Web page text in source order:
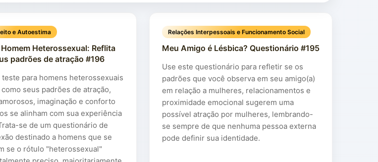
e Autoestima
Heterossexual: Reflita
padrões de atração #196
teste para homens heterossexuais
seus padrões de atração,
imaginação e conforto
se alinham com sua experiência
se de um questionário de
destinado a homens que se
se o rótulo "heterossexual"
Relações Interpessoais e Funcionamento Social
Meu Amigo é Lésbica? Questionário #195
Use este questionário para refletir se os
padrões que você observa em seu amigo(a)
em relação a mulheres, relacionamentos e
proximidade emocional sugerem uma
possível atração por mulheres, lembrando-
se sempre de que nenhuma pessoa externa
pode definir sua identidade.